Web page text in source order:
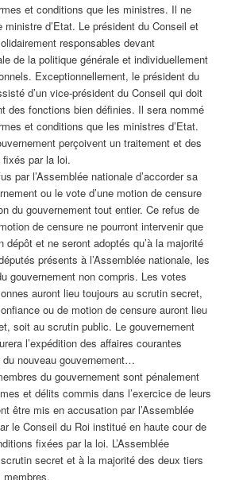
et conditions que les ministres. Il ne
ministre d’Etat. Le président du Conseil et
responsables devant
de la politique générale et individuellement
Exceptionnellement, le président du
d’un vice-président du Conseil qui doit
des fonctions bien définies. Il sera nommé
et conditions que les ministres d’Etat.
perçoivent un traitement et des
par la loi.
par l’Assemblée nationale d’accorder sa
ou le vote d’une motion de censure
du gouvernement tout entier. Ce refus de
de censure ne pourront intervenir que
dépôt et ne seront adoptés qu’à la majorité
présents à l’Assemblée nationale, les
gouvernement non compris. Les votes
auront lieu toujours au scrutin secret,
ou de motion de censure auront lieu
soit au scrutin public. Le gouvernement
l’expédition des affaires courantes
du nouveau gouvernement…
du gouvernement sont pénalement
et délits commis dans l’exercice de leurs
être mis en accusation par l’Assemblée
le Conseil du Roi institué en haute cour de
fixées par la loi. L’Assemblée
secret et à la majorité des deux tiers